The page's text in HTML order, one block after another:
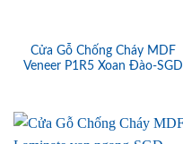
Cửa Gỗ Chống Cháy MDF
Veneer P1R5 Xoan Đào-SGD